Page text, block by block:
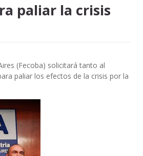
paliar la crisis
(Fecoba) solicitará tanto al
paliar los efectos de la crisis por la